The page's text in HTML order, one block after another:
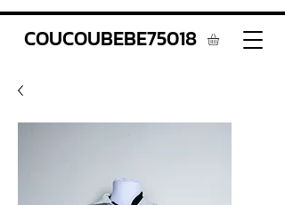
COUCOUBEBE75018